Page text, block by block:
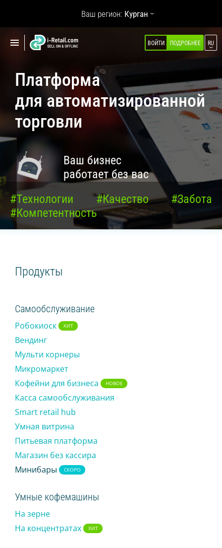
Ваш регион: Курган
Показать
навигацию
ВОЙТИ ПОДРОБНЕЕ RU
навигацию
О КОМПАНИИ
САМООБСЛУЖИВАНИЕ
Робокиоск (ХИТ)
Вендинг
Мульти корнеры
Микромаркет
Кофейни для бизнеса (НОВОЕ)
Касса самообслуживания
Умная витрина
Smart retail hub
На зерне
На концентратах
ТОРГОВЛЯ
Касса для офлайн магазина
Интернет-магазин
Кофейни под вашим брендом
Продающий экран
Умная печь (ХИТ)
Магазин чат-бот
Эквайринг
Чаевые картой
Платформа
для автоматизированной
торговли
Ваш бизнес
работает без вас
#Технологии
#Качество
#Забота
#Компетентность
Продукты
Самообслуживание
Робокиоск ХИТ
Вендинг
Мульти корнеры
Микромаркет
Кофейни для бизнеса
НОВОЕ
Касса самообслуживания
Smart retail hub
Умная витрина
Питьевая платформа
Магазин без кассира
Минибары
СКОРО
Умные кофемашины
На зерне
На концентратах
ХИТ